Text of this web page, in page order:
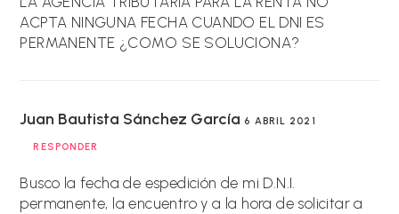
ACPTA NINGUNA FECHA CUANDO EL DNI ES
PERMANENTE ¿COMO SE SOLUCIONA?
Juan Bautista Sánchez García6 ABRIL 2021
RESPONDER
Busco la fecha de espedición de mi D.N.I.
permanente, la encuentro y a la hora de solicitar a